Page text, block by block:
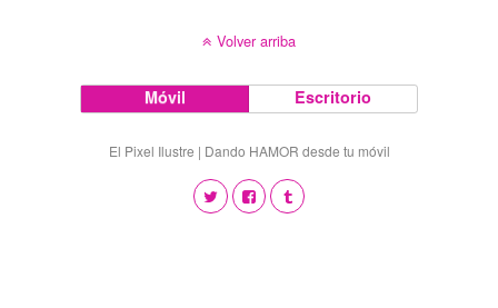
Volver arriba
Móvil Escritorio
El Pixel Ilustre | Dando HAMOR desde tu móvil